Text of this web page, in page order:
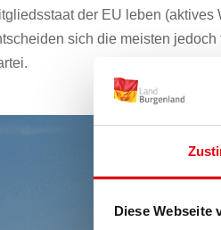
Diese Webseite
der EU leben (aktives
sich die meisten